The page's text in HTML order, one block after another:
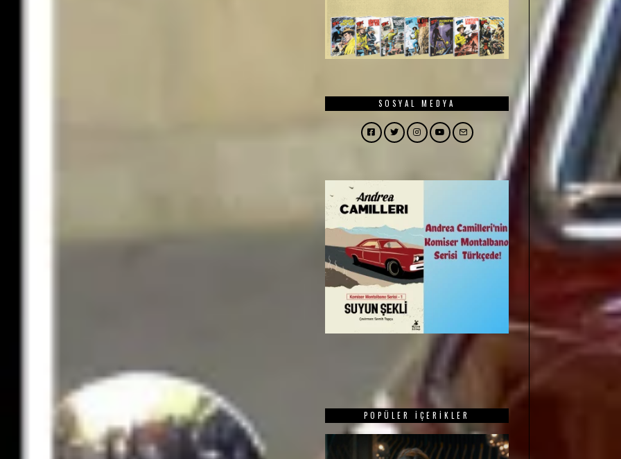
SOSYAL MEDYA
Facebook
TwitterInstagram
YouTube
Email
POPÜLER İÇERIKLER